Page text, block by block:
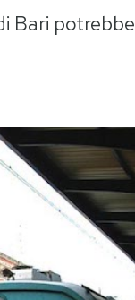
Bari potrebbe